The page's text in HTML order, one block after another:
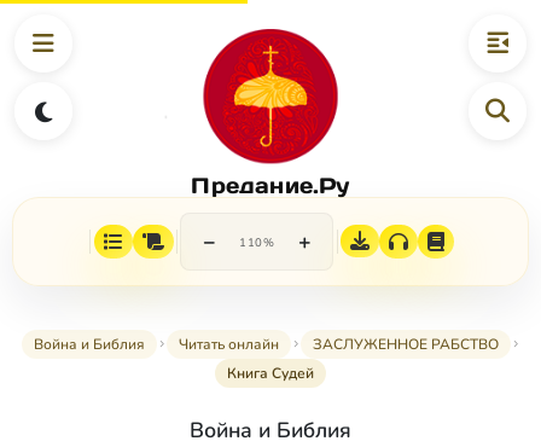
Предание.Ру
− 110% +
Война и Библия Читать онлайн
ЗАСЛУЖЕННОЕ РАБСТВО
Книга Судей
Война и Библия